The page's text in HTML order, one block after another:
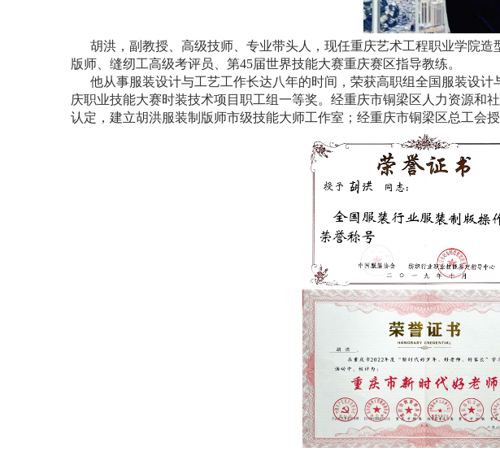
胡洪，副教授、高级技师、专业带头人，现任重庆艺术工程职业学院
版师、缝纫工高级考评员、第45届世界技能大赛重庆赛区指导教练。
他从事服装设计与工艺工作长达八年的时间，荣获高职组全国服装设
庆职业技能大赛时装技术项目职工组一等奖。经重庆市铜梁区人力资源和
认定，建立胡洪服装制版师市级技能大师工作室；经重庆市铜梁区总工会